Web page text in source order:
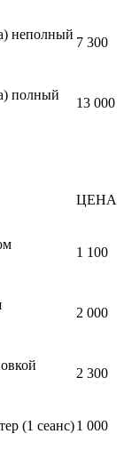
неполный
7 300
полный
13 000
ЦЕНА
1 100
2 000
2 300
(1 сеанс)1 000